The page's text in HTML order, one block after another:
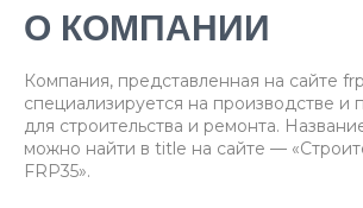
О КОМПАНИИ
Компания, представленная на сайте
специализируется на производстве и
для строительства и ремонта.
можно найти в title на сайте —
FRP35».